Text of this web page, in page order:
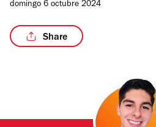
domingo 6 octubre 2024
Share